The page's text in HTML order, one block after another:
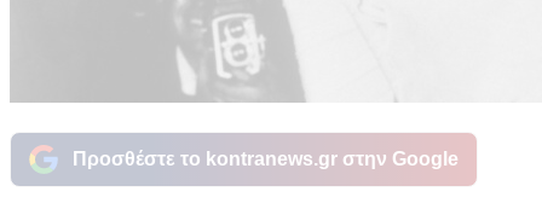
Προσθέστε το kontranews.gr στην Google